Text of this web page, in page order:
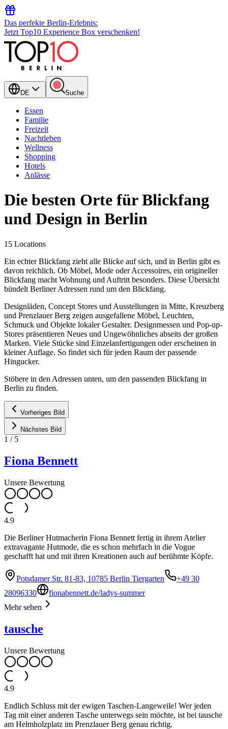
Das perfekte Berlin-Erlebnis:
Jetzt Top10 Experience Box verschenken!
DE Suche
Essen
Familie
Freizeit
Nachtleben
Wellness
Shopping
Hotels
Anlässe
Die besten Orte für Blickfang
und Design in Berlin
15 Locations
Ein echter Blickfang zieht alle Blicke auf sich, und in Berlin gibt es
davon reichlich. Ob Möbel, Mode oder Accessoires, ein origineller
Blickfang macht Wohnung und Auftritt besonders. Diese Übersicht
bündelt Berliner Adressen rund um den Blickfang.
Designläden, Concept Stores und Ausstellungen in Mitte, Kreuzberg
und Prenzlauer Berg zeigen ausgefallene Möbel, Leuchten,
Schmuck und Objekte lokaler Gestalter. Designmessen und Pop-up-
Stores präsentieren Neues und Ungewöhnliches abseits der großen
Marken. Viele Stücke sind Einzelanfertigungen oder erscheinen in
kleiner Auflage. So findet sich für jeden Raum der passende
Hingucker.
Stöbere in den Adressen unten, um den passenden Blickfang in
Berlin zu finden.
Vorheriges Bild
Nächstes Bild
1 / 5
Fiona Bennett
Unsere Bewertung
4.9
Die Berliner Hutmacherin Fiona Bennett fertig in ihrem Atelier
extravagante Hutmode, die es schon mehrfach in die Vogue
geschafft hat und mit ihren Kreationen auch auf berühmte Köpfe.
Potsdamer Str. 81-83, 10785 Berlin Tiergarten
+49 30
28096330
fionabennett.de/ladys-summer
Mehr sehen
tausche
Unsere Bewertung
4.9
Endlich Schluss mit der ewigen Taschen-Langeweile! Wer jeden
Tag mit einer anderen Tasche unterwegs sein möchte, ist bei tausche
am Helmholzplatz im Prenzlauer Berg genau richtig.